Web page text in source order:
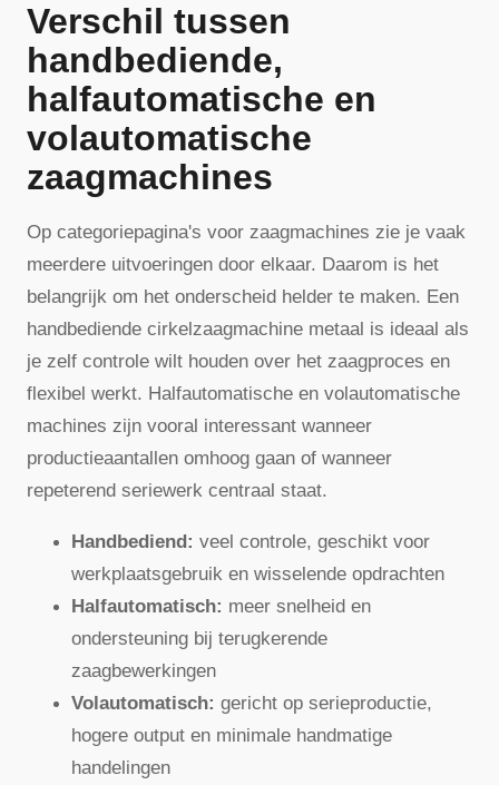
Verschil tussen
handbediende,
halfautomatische en
volautomatische
zaagmachines
Op categoriepagina's voor zaagmachines zie je vaak
meerdere uitvoeringen door elkaar. Daarom is het
belangrijk om het onderscheid helder te maken. Een
handbediende cirkelzaagmachine metaal is ideaal als
je zelf controle wilt houden over het zaagproces en
flexibel werkt. Halfautomatische en volautomatische
machines zijn vooral interessant wanneer
productieaantallen omhoog gaan of wanneer
repeterend seriewerk centraal staat.
Handbediend: veel controle, geschikt voor
werkplaatsgebruik en wisselende opdrachten
Halfautomatisch: meer snelheid en
ondersteuning bij terugkerende
zaagbewerkingen
Volautomatisch: gericht op serieproductie,
hogere output en minimale handmatige
handelingen